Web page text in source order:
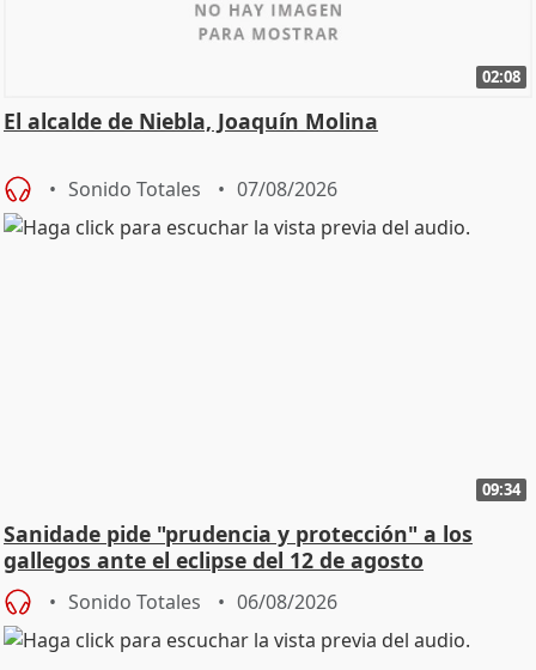
02:08
El alcalde de Niebla, Joaquín Molina
Sonido Totales 07/08/2026
09:34
Sanidade pide "prudencia y protección" a los
gallegos ante el eclipse del 12 de agosto
Sonido Totales 06/08/2026